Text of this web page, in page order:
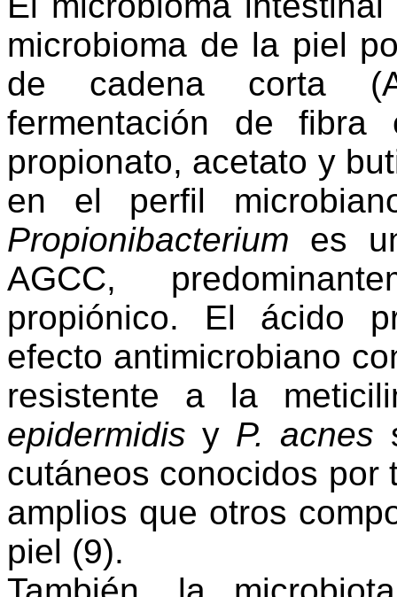
microbioma de la piel
de cadena corta
fermentación de
propionato, acetato y
en el perfil
Propionibacterium es
AGCC,
propiónico. El ácido
efecto antimicrobiano
resistente a la
epidermidis y P. acnes
cutáneos conocidos por
amplios que otros
piel (9).